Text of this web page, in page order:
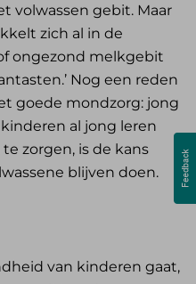
volwassen gebit. Maar
zich al in de
ongezond melkgebit
Nog een reden
goede mondzorg: jong
al jong leren
zorgen, is de kans
blijven doen.
van kinderen gaat,